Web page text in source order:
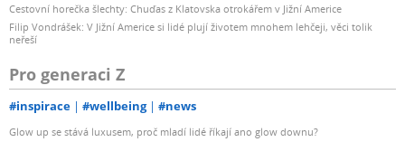
Cestovní horečka šlechty: Chuďas z Klatovska otrokářem v Jižní Americe
Filip Vondrášek: V Jižní Americe si lidé plují životem mnohem lehčeji, věci tolik
neřeší
Pro generaci Z
#inspirace #wellbeing #news
Glow up se stává luxusem, proč mladí lidé říkají ano glow downu?